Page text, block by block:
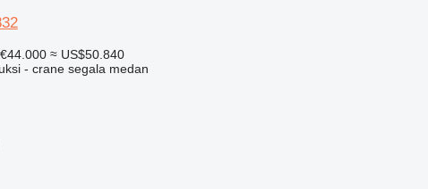
€44.000 ≈ US$50.840
- crane segala medan